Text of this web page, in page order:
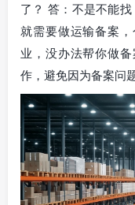
了？ 答：不是不能
就需要做运输备案
业，没办法帮你做
作，避免因为备案问